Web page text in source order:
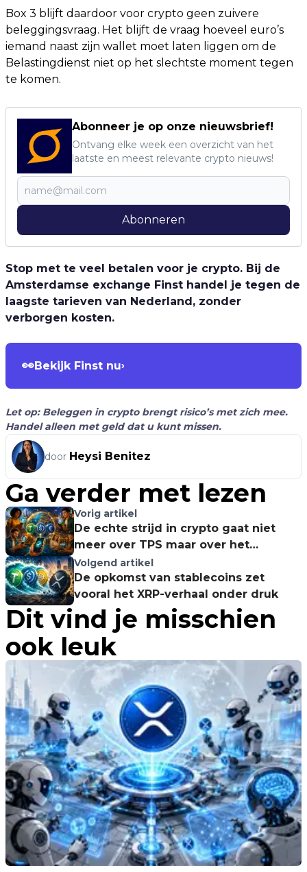
Box 3 blijft daardoor voor crypto geen zuivere
beleggingsvraag. Het blijft de vraag hoeveel euro’s
iemand naast zijn wallet moet laten liggen om de
Belastingdienst niet op het slechtste moment tegen
te komen.
Abonneer je op onze nieuwsbrief!
Ontvang elke week een overzicht van het
laatste en meest relevante crypto nieuws!
Abonneren
Stop met te veel betalen voor je crypto. Bij de
Amsterdamse exchange Finst handel je tegen de
laagste tarieven van Nederland, zonder
verborgen kosten.
👀Bekijk Finst nu›
Let op: Beleggen in crypto brengt risico’s met zich mee.
Handel alleen met geld dat u kunt missen.
door Heysi Benitez
Ga verder met lezen
Vorig artikel
De echte strijd in crypto gaat niet
meer over TPS maar over het
verdwijnen van de gas-token
Volgend artikel
De opkomst van stablecoins zet
vooral het XRP-verhaal onder druk
Dit vind je misschien
ook leuk